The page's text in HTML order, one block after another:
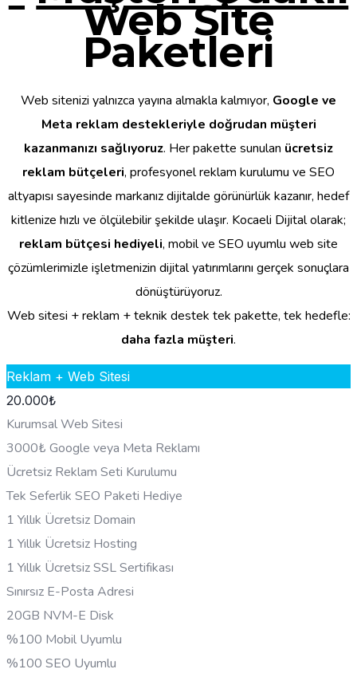
Web Site
Paketleri
Web sitenizi yalnızca yayına almakla kalmıyor, Google ve
Meta reklam destekleriyle doğrudan müşteri
kazanmanızı sağlıyoruz. Her pakette sunulan ücretsiz
reklam bütçeleri, profesyonel reklam kurulumu ve SEO
altyapısı sayesinde markanız dijitalde görünürlük kazanır, hedef
kitlenize hızlı ve ölçülebilir şekilde ulaşır. Kocaeli Dijital olarak;
reklam bütçesi hediyeli, mobil ve SEO uyumlu web site
çözümlerimizle işletmenizin dijital yatırımlarını gerçek sonuçlara
dönüştürüyoruz.
Web sitesi + reklam + teknik destek tek pakette, tek hedefle:
daha fazla müşteri.
Reklam + Web Sitesi
20.000₺
Kurumsal Web Sitesi
3000₺ Google veya Meta Reklamı
Ücretsiz Reklam Seti Kurulumu
Tek Seferlik SEO Paketi Hediye
1 Yıllık Ücretsiz Domain
1 Yıllık Ücretsiz Hosting
1 Yıllık Ücretsiz SSL Sertifikası
Sınırsız E-Posta Adresi
20GB NVM-E Disk
%100 Mobil Uyumlu
%100 SEO Uyumlu